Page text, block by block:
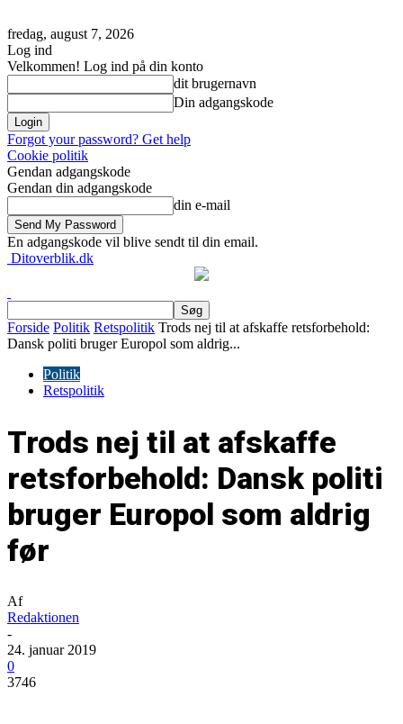
fredag, august 7, 2026
Log ind
Velkommen! Log ind på din konto
dit brugernavn
Din adgangskode
Forgot your password? Get help
Cookie politik
Gendan adgangskode
Gendan din adgangskode
din e-mail
En adgangskode vil blive sendt til din email.
Ditoverblik.dk
Forside Politik Retspolitik Trods nej til at afskaffe retsforbehold:
Dansk politi bruger Europol som aldrig...
Politik
Retspolitik
Trods nej til at afskaffe
retsforbehold: Dansk politi
bruger Europol som aldrig
før
Af
Redaktionen
-
24. januar 2019
0
3746